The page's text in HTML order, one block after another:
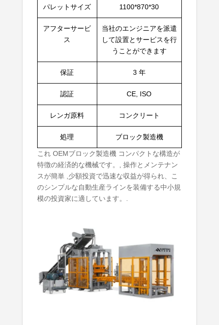
パレットサイズ 1100*870*30
アフターサービ
ス
当社のエンジニアを派遣
して設置とサービスを行
うことができます
保証 3 年
認証 CE, ISO
レンガ原料 コンクリート
処理 ブロック製造機
これ OEMブロック製造機 コンパクトな構造が
特徴の経済的な機械です。, 操作とメンテナン
スが簡単 ,少額投資で迅速な収益が得られ、こ
のシンプルな自動生産ラインを装備する中小規
模の投資家に適しています。.